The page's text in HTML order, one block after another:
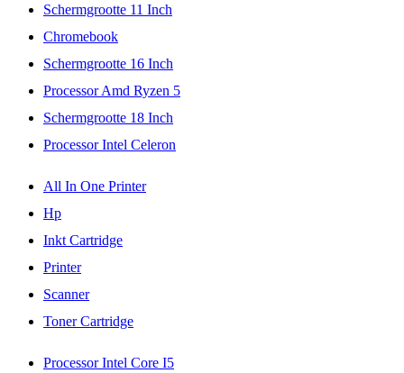
Schermgrootte 11 Inch
Chromebook
Schermgrootte 16 Inch
Processor Amd Ryzen 5
Schermgrootte 18 Inch
Processor Intel Celeron
All In One Printer
Hp
Inkt Cartridge
Printer
Scanner
Toner Cartridge
Processor Intel Core I5